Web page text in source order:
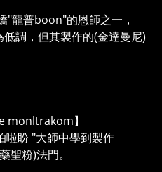
"龍普boon"的恩師之一，
調，但其製作的(金達曼尼)
monltrakom】
啦盼 "大師中學到製作
粉)法門。